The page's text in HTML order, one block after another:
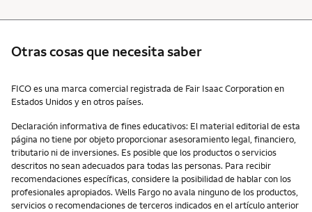
Otras cosas que necesita saber
Otras cosas que necesita saber
FICO es una marca comercial registrada de Fair Isaac Corporation en
Estados Unidos y en otros países.
Declaración informativa de fines educativos: El material editorial de esta
página no tiene por objeto proporcionar asesoramiento legal, financiero,
tributario ni de inversiones. Es posible que los productos o servicios
descritos no sean adecuados para todas las personas. Para recibir
recomendaciones específicas, considere la posibilidad de hablar con los
profesionales apropiados. Wells Fargo no avala ninguno de los productos,
servicios o recomendaciones de terceros indicados en el artículo anterior